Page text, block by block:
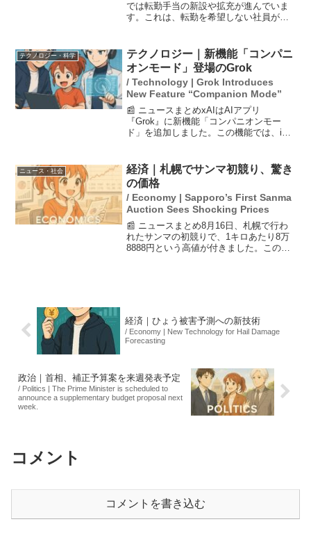
では転勤手当の新設や拡充が進んでいま
す。これは、転勤を希望しない社員が増
持する狙いがあります。具体的には、年
収を最大で96万円増や...
テクノロジー・科学
テクノロジー｜新機能「コンパニ
オンモード」登場のGrok
/ Technology | Grok Introduces
New Feature “Companion Mode”
📰 ニュースまとめxAIはAIアプリ
『Grok』に新機能「コンパニオンモー
ド」を追加しました。この機能では、iOS
ャラクター「Ani」と「Bad Rudy」が利
用可能...
ニュース・社会
経済｜札幌でサンマ初競り、驚き
の価格
/ Economy | Sapporo’s First Sanma
Auction Sees Shocking Prices
📰 ニュースまとめ8月16日、札幌で行わ
れたサンマの初競りで、1キロあたり8万
8888円という高値が付きました。この価
経済｜ひょう被害予測への新技術
/ Economy | New Technology for Hail Damage
Forecasting
政治｜首相、補正予算案を来週発表予定
/ Politics | The Prime Minister is scheduled to
announce a supplementary budget proposal next
week.
コメント
コメントを書き込む